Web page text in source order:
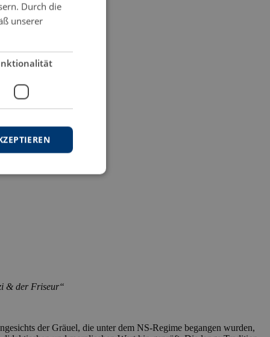
& der Friseur“
der Gräuel, die unter dem NS-Regime begangen wurden,
Durch die
unserer